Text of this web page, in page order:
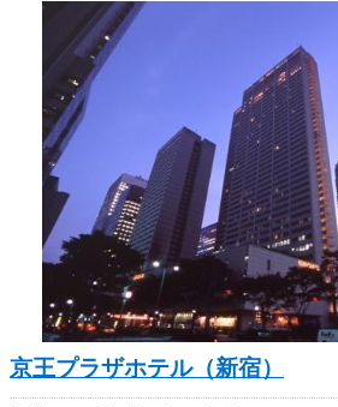
京王プラザホテル（新宿）